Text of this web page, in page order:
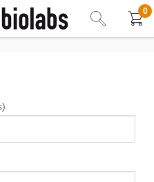
0